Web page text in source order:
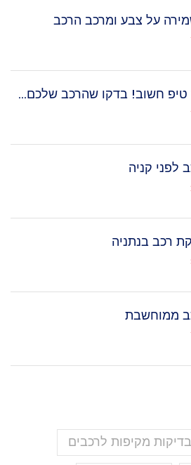
על צבע ומרכב הרכב
טיפ חשוב! בדקו שהרכב שלכם...
לפני קניה
רכב בנתניה
ממוחשבת
בדיקות מקיפות לרכבים